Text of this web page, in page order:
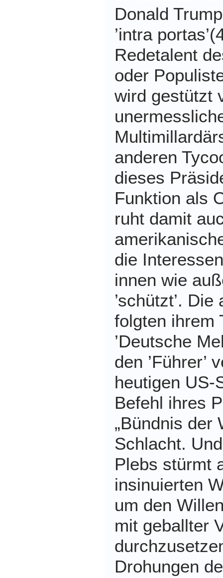
Donald
’intra
Redetalent
oder
wird gestützt
anderen
dieses
Funktion als
ruht damit
die
innen wie
’schützt’.
folgten ihrem
’Deutsche
den ’Führer’
heutigen US-
Befehl ihres
„Bündnis der
Schlacht.
Plebs stürmt
insinuierten
um den
mit geballter
Drohungen